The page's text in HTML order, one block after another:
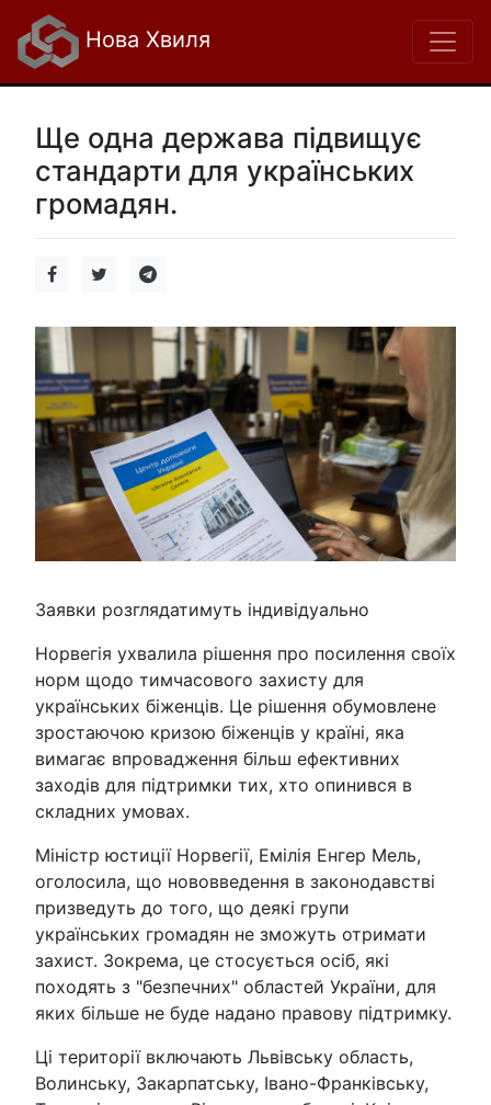
Нова Хвиля
Ще одна держава підвищує
стандарти для українських
громадян.
Заявки розглядатимуть індивідуально
Норвегія ухвалила рішення про посилення своїх
норм щодо тимчасового захисту для
українських біженців. Це рішення обумовлене
зростаючою кризою біженців у країні, яка
вимагає впровадження більш ефективних
заходів для підтримки тих, хто опинився в
складних умовах.
Міністр юстиції Норвегії, Емілія Енгер Мель,
оголосила, що нововведення в законодавстві
призведуть до того, що деякі групи
українських громадян не зможуть отримати
захист. Зокрема, це стосується осіб, які
походять з "безпечних" областей України, для
яких більше не буде надано правову підтримку.
Ці території включають Львівську область,
Волинську, Закарпатську, Івано-Франківську,